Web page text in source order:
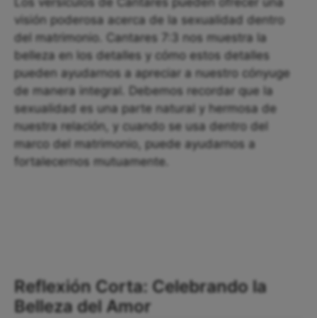
visión poderosa acerca de la sexualidad dentro
del matrimonio. Cantares 7:3 nos muestra la
belleza en los detalles y cómo estos detalles
pueden ayudarnos a apreciar a nuestro cónyuge
de manera integral. Debemos recordar que la
sexualidad es una parte natural y hermosa de
nuestra relación, y cuando se usa dentro del
marco del matrimonio, puede ayudarnos a
fortalecernos mutuamente.
Reflexión Corta: Celebrando la
Belleza del Amor